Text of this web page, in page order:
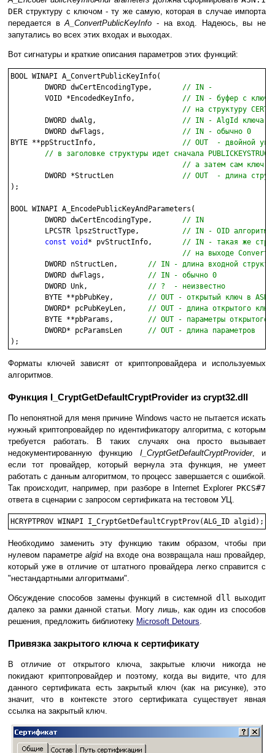
DER структуру с ключом - ту же самую, которая в случае импорта
передается вA_ConvertPublicKeyInfo - на вход. Надеюсь, вы не
запутались во всех этих входах и выходах.
Вот сигнатуры и краткие описания параметров этих функций:
BOOL WINAPI A_ConvertPublicKeyInfo(
// IN -
// IN - буфер с
// на структуру
// IN - AlgId ключа
// IN - обычно 0
// OUT  - двойной
// а затем сам ключ
// OUT  - длина
);
BOOL WINAPI A_EncodePublicKeyAndParameters(
// IN
// IN - OID алгоритма
const void
// IN - такая же
// на выходе
// IN - длина входной
// IN - обычно 0
// ?  - неизвестно
// OUT - открытый ключ в
// OUT - длина открытого
// OUT - параметры открытого
// OUT - длина параметров
Форматы ключей зависят от криптопровайдера и используемых
алгоритмов.
Функция I_CryptGetDefaultCryptProvider из crypt32.dll
По непонятной для меня причине Windows часто не пытается искать
нужный криптопровайдер по идентификатору алгоритма, с которым
требуется работать. В таких случаях она просто вызывает
недокументированную функцию I_CryptGetDefaultCryptProvider, и
если тот провайдер, который вернула эта функция, не умеет
работать с данным алгоритмом, то процесс завершается с ошибкой.
Так происходит, например, при разборе в Internet Explorer PKCS#7
ответа в сценарии с запросом сертификата на тестовом УЦ.
HCRYPTPROV WINAPI I_CryptGetDefaultCryptProv(ALG_ID algid);
Необходимо заменить эту функцию таким образом, чтобы при
нулевом параметре algidна входе она возвращала наш провайдер,
который уже в отличие от штатного провайдера легко справится с
"нестандартными алгоритмами".
Обсуждение способов замены функций в системной dll выходит
далеко за рамки данной статьи. Могу лишь, как один из способов
решения, предложить библиотеку Microsoft Detours.
Привязка закрытого ключа к сертификату
В отличие от открытого ключа, закрытые ключи никогда не
покидают криптопровайдер и поэтому, когда вы видите, что для
данного сертификата есть закрытый ключ (как на рисунке), это
значит, что в контексте этого сертификата существует явная
ссылка на закрытый ключ.